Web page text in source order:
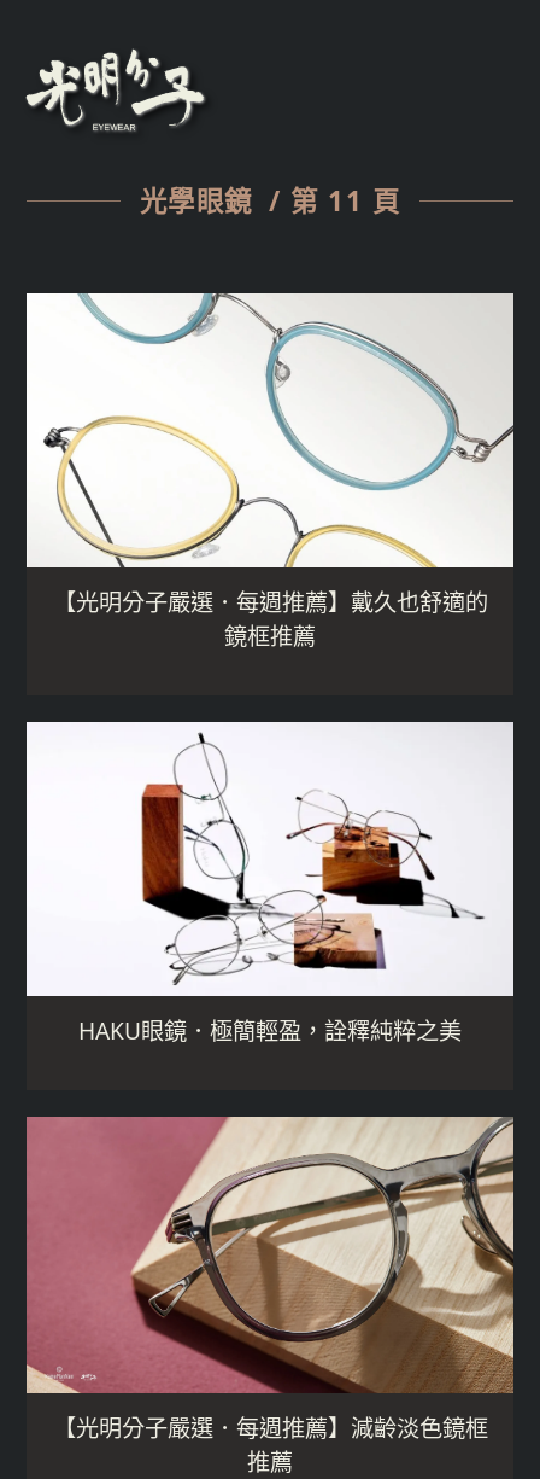
光學眼鏡 / 第 11 頁
【光明分子嚴選．每週推薦】戴久也舒適的
鏡框推薦
HAKU眼鏡．極簡輕盈，詮釋純粹之美
【光明分子嚴選．每週推薦】減齡淡色鏡框
推薦